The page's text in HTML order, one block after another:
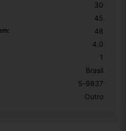
30
45
48
4.0
1
Brasil
5-9837
Outro